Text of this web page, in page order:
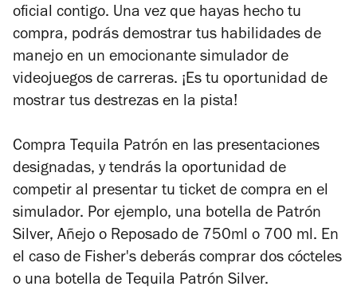
oficial contigo. Una vez que hayas hecho tu
compra, podrás demostrar tus habilidades de
manejo en un emocionante simulador de
videojuegos de carreras. ¡Es tu oportunidad de
mostrar tus destrezas en la pista!
Compra Tequila Patrón en las presentaciones
designadas, y tendrás la oportunidad de
competir al presentar tu ticket de compra en el
simulador. Por ejemplo, una botella de Patrón
Silver, Añejo o Reposado de 750ml o 700 ml. En
el caso de Fisher's deberás comprar dos cócteles
o una botella de Tequila Patrón Silver.